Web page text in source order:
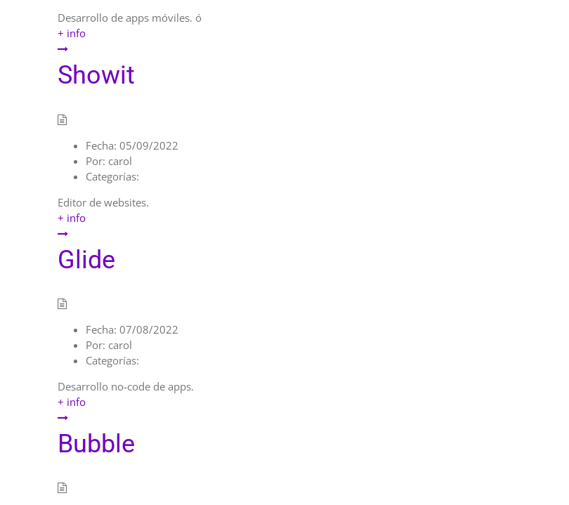
Desarrollo de apps móviles. ó
+ info
Showit
Fecha: 05/09/2022
Por: carol
Categorías:
Editor de websites.
+ info
Glide
Fecha: 07/08/2022
Por: carol
Categorías:
Desarrollo no-code de apps.
+ info
Bubble